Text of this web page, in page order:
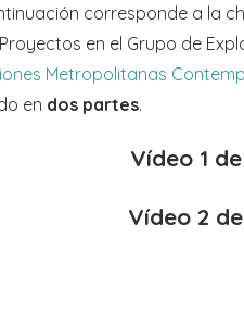
corresponde a la
en el Grupo de
Metropolitanas
en dos partes.
Vídeo 1
Vídeo 2